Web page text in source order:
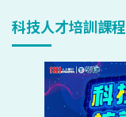
科技人才培訓課程